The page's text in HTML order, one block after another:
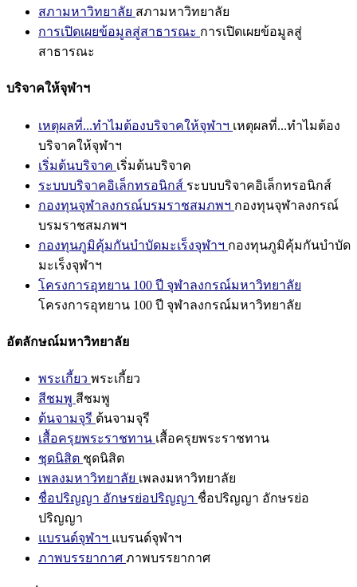
สภามหาวิทยาลัย สภามหาวิทยาลัย
การเปิดเผยข้อมูลสู่สาธารณะ การเปิดเผยข้อมูลสู่
สาธารณะ
บริจาคให้จุฬาฯ
เหตุผลที่...ทำไมต้องบริจาคให้จุฬาฯ เหตุผลที่...ทำไมต้อง
บริจาคให้จุฬาฯ
เริ่มต้นบริจาค เริ่มต้นบริจาค
ระบบบริจาคอิเล็กทรอนิกส์ ระบบบริจาคอิเล็กทรอนิกส์
กองทุนจุฬาลงกรณ์บรมราชสมภพฯ กองทุนจุฬาลงกรณ์
บรมราชสมภพฯ
กองทุนภูมิคุ้มกันบำบัดมะเร็งจุฬาฯ กองทุนภูมิคุ้มกันบำบัด
มะเร็งจุฬาฯ
โครงการอุทยาน 100 ปี จุฬาลงกรณ์มหาวิทยาลัย
โครงการอุทยาน 100 ปี จุฬาลงกรณ์มหาวิทยาลัย
อัตลักษณ์มหาวิทยาลัย
พระเกี้ยว พระเกี้ยว
สีชมพู สีชมพู
ต้นจามจุรี ต้นจามจุรี
เสื้อครุยพระราชทาน เสื้อครุยพระราชทาน
ชุดนิสิต ชุดนิสิต
เพลงมหาวิทยาลัย เพลงมหาวิทยาลัย
ชื่อปริญญา อักษรย่อปริญญา ชื่อปริญญา อักษรย่อ
ปริญญา
แบรนด์จุฬาฯ แบรนด์จุฬาฯ
ภาพบรรยากาศ ภาพบรรยากาศ